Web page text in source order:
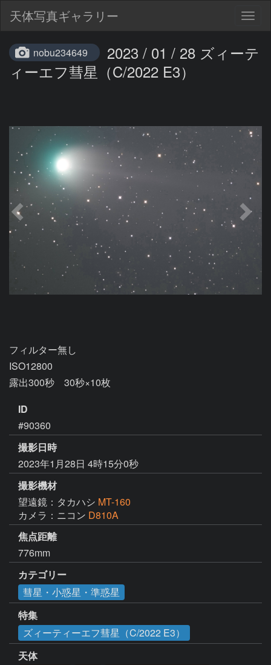
天体写真ギャラリー
nobu234649
2023 / 01 / 28 ズィーテ
ィーエフ彗星（C/2022 E3）
フィルター無し
ISO12800
露出300秒　30秒×10枚
ID
#90360
撮影日時
2023年1月28日 4時15分0秒
撮影機材
望遠鏡：タカハシ MT-160
カメラ：ニコン D810A
焦点距離
776mm
カテゴリー
彗星・小惑星・準惑星
特集
ズィーティーエフ彗星（C/2022 E3）
天体